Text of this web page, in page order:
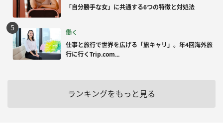
「自分勝手な女」に共通する6つの特徴と対処法
働く
仕事と旅行で世界を広げる「旅キャリ」。年4回海外旅
行に行くTrip.com...
ランキングをもっと見る